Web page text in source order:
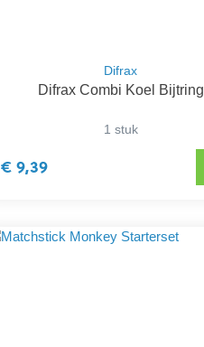
Difrax
Difrax Combi Koel Bijtring
1 stuk
€ 9,39